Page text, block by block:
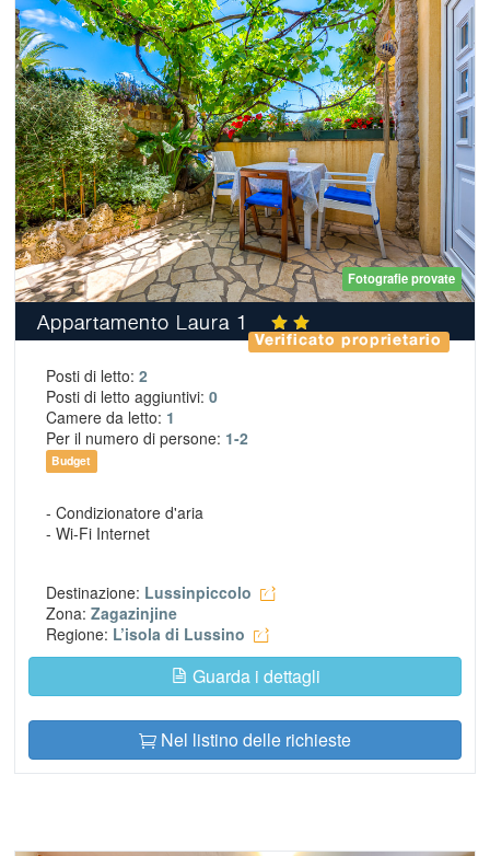
Fotografie provate
Appartamento Laura 1
Verificato proprietario
Posti di letto: 2
Posti di letto aggiuntivi: 0
Camere da letto: 1
Per il numero di persone: 1-2
Budget
- Condizionatore d'aria
- Wi-Fi Internet
Destinazione: Lussinpiccolo
Zona: Zagazinjine
Regione: L’isola di Lussino
Guarda i dettagli
Nel listino delle richieste